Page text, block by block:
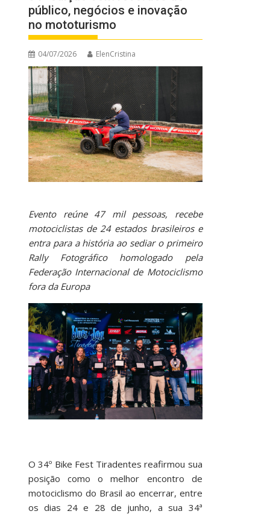
público, negócios e inovação
no mototurismo
04/07/2026 ElenCristina
Evento reúne 47 mil pessoas, recebe
motociclistas de 24 estados brasileiros e
entra para a história ao sediar o primeiro
Rally Fotográfico homologado pela
Federação Internacional de Motociclismo
fora da Europa
O 34º Bike Fest Tiradentes reafirmou sua
posição como o melhor encontro de
motociclismo do Brasil ao encerrar, entre
os dias 24 e 28 de junho, a sua 34ª